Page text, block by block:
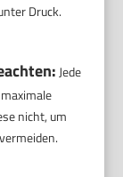
Druck.
Jede
nicht, um